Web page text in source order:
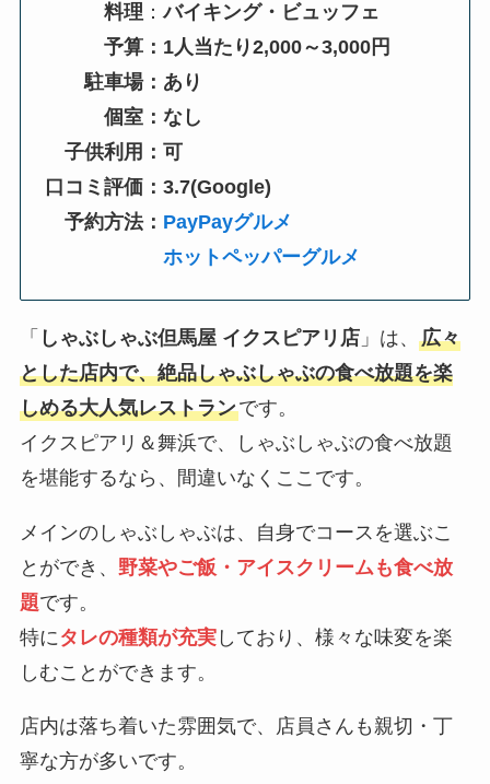
料理 ：バイキング・ビュッフェ
予算：1人当たり2,000～3,000円
駐車場：あり
個室：なし
子供利用：可
口コミ評価：3.7(Google)
予約方法： PayPayグルメ
ホットペッパーグルメ
「 しゃぶしゃぶ但馬屋 イクスピアリ店」は、 広々
とした店内で、絶品しゃぶしゃぶの食べ放題を楽
しめる大人気レストランです。
イクスピアリ＆舞浜で、しゃぶしゃぶの食べ放題
を堪能するなら、間違いなくここです。
メインのしゃぶしゃぶは、自身でコースを選ぶこ
とができ、 野菜やご飯・アイスクリームも食べ放
題です。
特に タレの種類が充実しており、様々な味変を楽
しむことができます。
店内は落ち着いた雰囲気で、店員さんも親切・丁
寧な方が多いです。